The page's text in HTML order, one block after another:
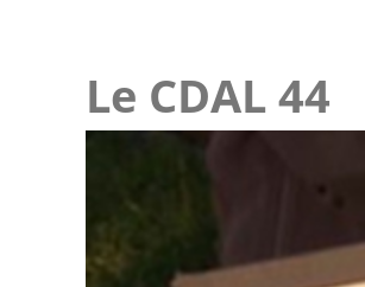
Solidarités internationales
Le CDAL 44